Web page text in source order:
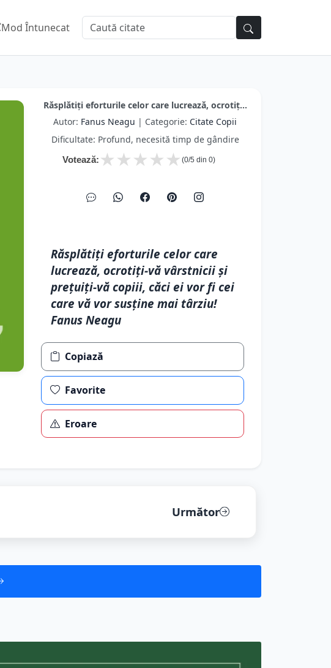
Mod Întunecat
Răsplătiți eforturile celor care lucrează, ocrotiț...
Autor: Fanus Neagu | Categorie: Citate Copii
Dificultate: Profund, necesită timp de gândire
Votează: ★
★
★
★
★ (0/5 din 0)
Răsplătiți eforturile celor care
lucrează, ocrotiți-vă vârstnicii și
prețuiți-vă copiii, căci ei vor fi cei
care vă vor susține mai târziu!
Fanus Neagu
Copiază
Favorite
Eroare
Următor